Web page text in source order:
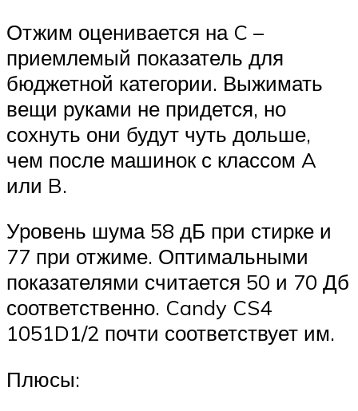
Отжим оценивается на C –
приемлемый показатель для
бюджетной категории. Выжимать
вещи руками не придется, но
сохнуть они будут чуть дольше,
чем после машинок с классом A
или B.
Уровень шума 58 дБ при стирке и
77 при отжиме. Оптимальными
показателями считается 50 и 70 Дб
соответственно. Candy CS4
1051D1/2 почти соответствует им.
Плюсы: